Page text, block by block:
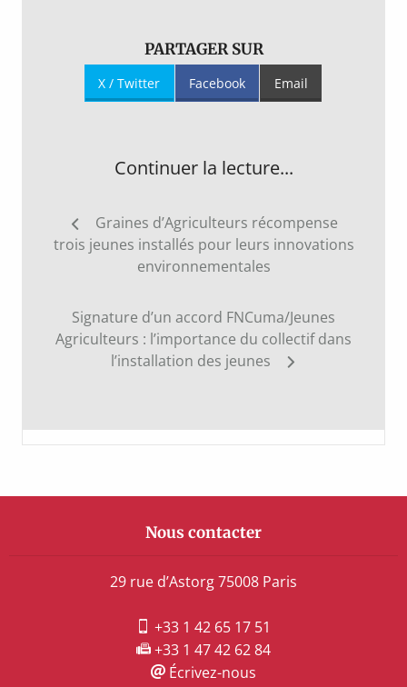
PARTAGER SUR
X / Twitter Facebook Email
Continuer la lecture...
Navigation
de
Graines d’Agriculteurs récompense
trois jeunes installés pour leurs innovations
environnementales
Signature d’un accord FNCuma/Jeunes
Agriculteurs : l’importance du collectif dans
l’installation des jeunes
Nous contacter
29 rue d’Astorg 75008 Paris
+33 1 42 65 17 51
+33 1 47 42 62 84
Écrivez-nous